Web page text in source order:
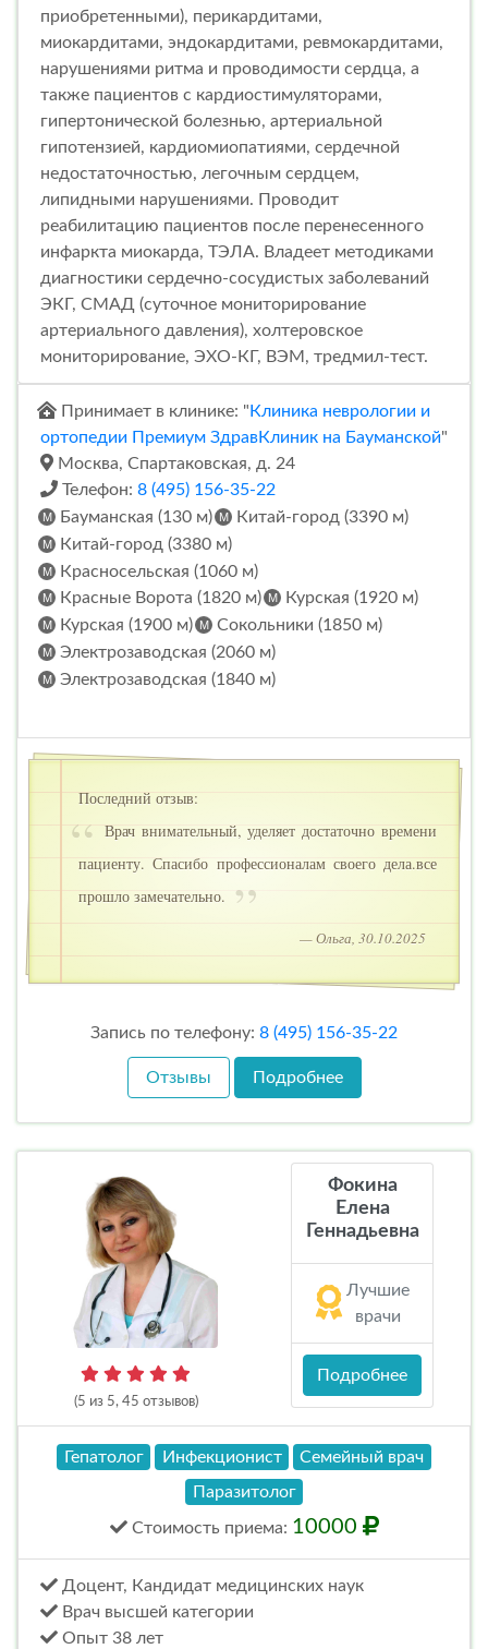
приобретенными), перикардитами,
миокардитами, эндокардитами, ревмокардитами,
нарушениями ритма и проводимости сердца, а
также пациентов с кардиостимуляторами,
гипертонической болезнью, артериальной
гипотензией, кардиомиопатиями, сердечной
недостаточностью, легочным сердцем,
липидными нарушениями. Проводит
реабилитацию пациентов после перенесенного
инфаркта миокарда, ТЭЛА. Владеет методиками
диагностики сердечно-сосудистых заболеваний
ЭКГ, СМАД (суточное мониторирование
артериального давления), холтеровское
мониторирование, ЭХО-КГ, ВЭМ, тредмил-тест.
Принимает в клинике: " Клиника неврологии и
ортопедии Премиум ЗдравКлиник на Бауманской"
Москва, Спартаковская, д. 24
Телефон: 8 (495) 156-35-22
Бауманская (130 м)
Китай-город (3390 м)
Китай-город (3380 м)
Красносельская (1060 м)
Красные Ворота (1820 м)
Курская (1920 м)
Курская (1900 м)
Сокольники (1850 м)
Электрозаводская (2060 м)
Электрозаводская (1840 м)
Последний отзыв:
Врач внимательный, уделяет достаточно времени
пациенту. Спасибо профессионалам своего дела.все
прошло замечательно.
— Ольга, 30.10.2025
Запись по телефону: 8 (495) 156-35-22
Отзывы Подробнее
(5 из 5, 45 отзывов)
Фокина
Елена
Геннадьевна
Лучшие
врачи
Подробнее
Гепатолог Инфекционист
Семейный врач
Паразитолог
Стоимость приема: 10000
Доцент, Кандидат медицинских наук
Врач высшей категории
Опыт 38 лет